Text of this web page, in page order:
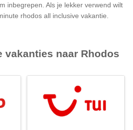
inbegrepen. Als je lekker verwend wilt
rhodos all inclusive vakantie.
vakanties naar Rhodos